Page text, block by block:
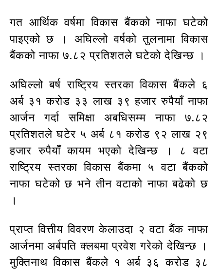
गत आर्थिक वर्षमा विकास बैंकको नाफा घटेको
पाइएको छ । अघिल्लो वर्षको तुलनामा विकास
बैंकको नाफा ७.८२ प्रतिशतले घटेको देखिन्छ ।
अघिल्लो बर्ष राष्ट्रिय स्तरका विकास बैंकले ६
अर्ब ३१ करोड ३३ लाख ३९ हजार रुपैयाँ नाफा
आर्जन गर्दा समिक्षा अबधिसम्म नाफा ७.८२
प्रतिशतले घटेर ५ अर्ब ८१ करोड ९२ लाख २९
हजार रुपैयाँ कायम भएको देखिन्छ । ८ वटा
राष्ट्रिय स्तरका विकास बैंकमा ५ वटा बैंकको
नाफा घटेको छ भने तीन वटाको नाफा बढेको छ
।
प्राप्त वित्तीय विवरण केलाउदा २ वटा बैंक नाफा
आर्जनमा अर्बपति क्लबमा प्रवेश गरेको देखिन्छ ।
मुक्तिनाथ विकास बैंकले १ अर्ब ३६ करोड ३८